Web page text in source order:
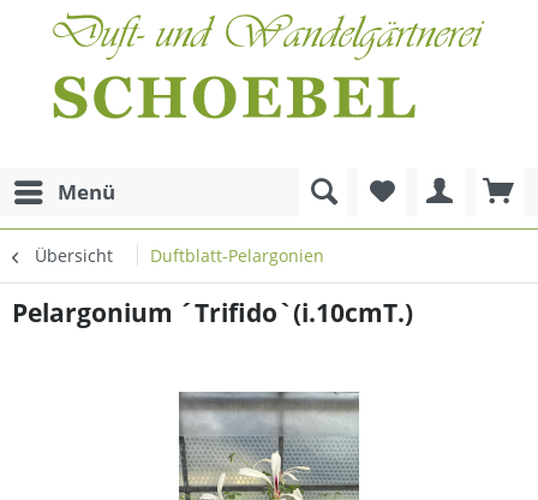
Menü
Übersicht Duftblatt-Pelargonien
Pelargonium ´Trifido`(i.10cmT.)